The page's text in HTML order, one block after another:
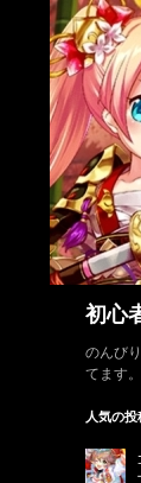
初心
のんび
てます。
人気の投